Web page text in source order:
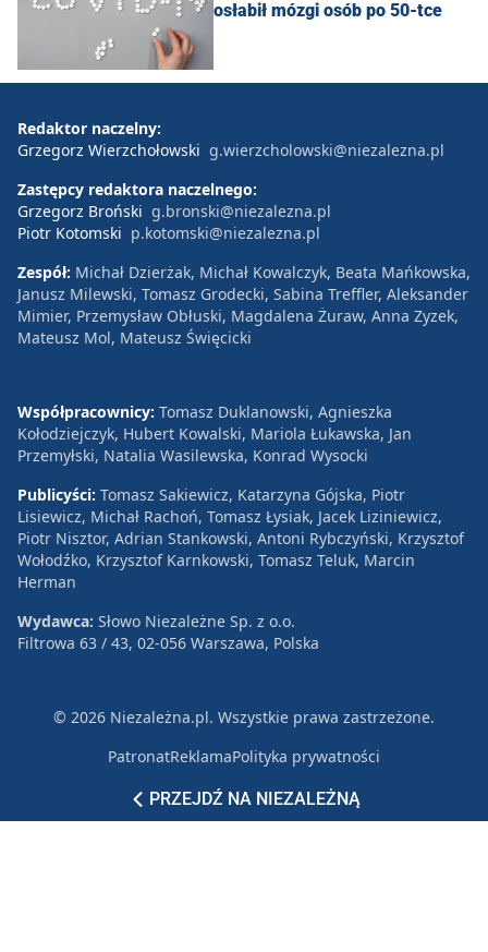
osłabił mózgi osób po 50-tce
PRZEJDŹ NA NIEZALEŻNĄ
Redaktor naczelny:
Grzegorz Wierzchołowski g.wierzcholowski@niezalezna.pl
Zastępcy redaktora naczelnego:
Grzegorz Broński g.bronski@niezalezna.pl
Piotr Kotomski p.kotomski@niezalezna.pl
Zespół: Michał Dzierżak, Michał Kowalczyk, Beata Mańkowska,
Janusz Milewski, Tomasz Grodecki, Sabina Treffler, Aleksander
Mimier, Przemysław Obłuski, Magdalena Żuraw, Anna Zyzek,
Mateusz Mol, Mateusz Święcicki
Współpracownicy: Tomasz Duklanowski, Agnieszka
Kołodziejczyk, Hubert Kowalski, Mariola Łukawska, Jan
Przemyłski, Natalia Wasilewska, Konrad Wysocki
Publicyści: Tomasz Sakiewicz, Katarzyna Gójska, Piotr
Lisiewicz, Michał Rachoń, Tomasz Łysiak, Jacek Liziniewicz,
Piotr Nisztor, Adrian Stankowski, Antoni Rybczyński, Krzysztof
Wołodźko, Krzysztof Karnkowski, Tomasz Teluk, Marcin
Herman
Wydawca: Słowo Niezależne Sp. z o.o.
Filtrowa 63 / 43, 02-056 Warszawa, Polska
© 2026 Niezależna.pl. Wszystkie prawa zastrzeżone.
PatronatReklamaPolityka prywatności